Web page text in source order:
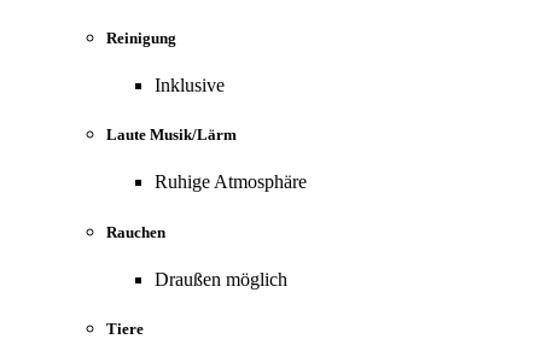
Reinigung
Inklusive
Laute Musik/Lärm
Ruhige Atmosphäre
Rauchen
Draußen möglich
Tiere